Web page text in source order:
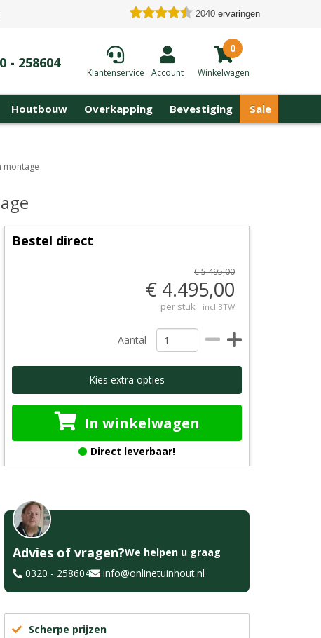
2040 ervaringen
- 258604
Klantenservice Account
0
Winkelwagen
Houtbouw Overkapping Bevestiging Sale
montage
Bestel direct
€ 5.495,00
€ 4.495,00
per stuk incl BTW
Aantal
Kies extra opties
In winkelwagen
Direct leverbaar!
Advies of vragen?We helpen u graag
0320 - 258604
info@onlinetuinhout.nl
Scherpe prijzen